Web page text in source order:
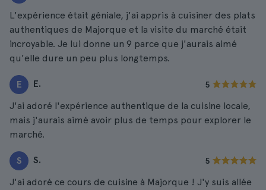
L'expérience était géniale, j'ai appris à cuisiner des plats
authentiques de Majorque et la visite du marché était
incroyable. Je lui donne un 9 parce que j'aurais aimé
qu'elle dure un peu plus longtemps.
E E. 5
J'ai adoré l'expérience authentique de la cuisine locale,
mais j'aurais aimé avoir plus de temps pour explorer le
marché.
S S. 5
J'ai adoré ce cours de cuisine à Majorque ! J'y suis allée